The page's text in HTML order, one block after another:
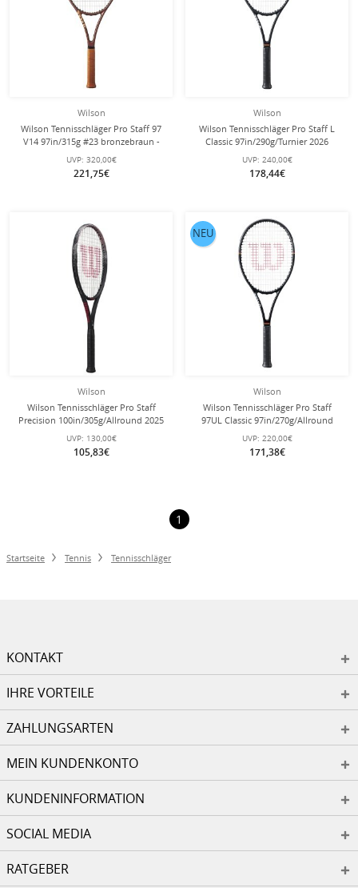
Wilson
Wilson Tennisschläger Pro Staff 97
V14 97in/315g #23 bronzebraun -
unbesaitet -
UVP: 320,00€
221,75€
Wilson
Wilson Tennisschläger Pro Staff L
Classic 97in/290g/Turnier 2026
schwarz - unbesaitet -
UVP: 240,00€
178,44€
Wilson
Wilson Tennisschläger Pro Staff
Precision 100in/305g/Allround 2025
- besaitet -
UVP: 130,00€
105,83€
Wilson
Wilson Tennisschläger Pro Staff
97UL Classic 97in/270g/Allround
2026 schwarz - besaitet -
UVP: 220,00€
171,38€
NEU
1
Startseite Tennis Tennisschläger
KONTAKT
IHRE VORTEILE
ZAHLUNGSARTEN
MEIN KUNDENKONTO
KUNDENINFORMATION
SOCIAL MEDIA
RATGEBER